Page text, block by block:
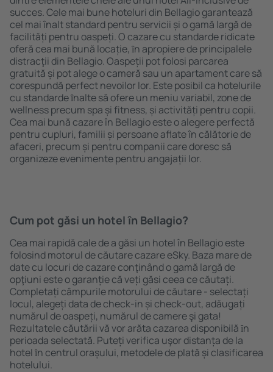
succes. Cele mai bune hoteluri din Bellagio garantează
cel mai înalt standard pentru servicii și o gamă largă de
facilități pentru oaspeți. O cazare cu standarde ridicate
oferă cea mai bună locație, ȋn apropiere de principalele
distracţii din Bellagio. Oaspeții pot folosi parcarea
gratuită și pot alege o cameră sau un apartament care să
corespundă perfect nevoilor lor. Este posibil ca hotelurile
cu standarde ȋnalte să ofere un meniu variabil, zone de
wellness precum spa și fitness, și activități pentru copii.
Cea mai bună cazare în Bellagio este o alegere perfectă
pentru cupluri, familii și persoane aflate în călătorie de
afaceri, precum și pentru companii care doresc să
organizeze evenimente pentru angajații lor.
Cum pot găsi un hotel în Bellagio?
Cea mai rapidă cale de a găsi un hotel în Bellagio este
folosind motorul de căutare cazare eSky. Baza mare de
date cu locuri de cazare conţinând o gamă largă de
opţiuni este o garanție că veți găsi ceea ce căutați.
Completați câmpurile motorului de căutare - selectați
locul, alegeți data de check-in și check-out, adăugați
numărul de oaspeți, numărul de camere şi gata!
Rezultatele căutării vă vor arăta cazarea disponibilă ȋn
perioada selectată. Puteți verifica uşor distanța de la
hotel ȋn centrul orașului, metodele de plată și clasificarea
hotelului.